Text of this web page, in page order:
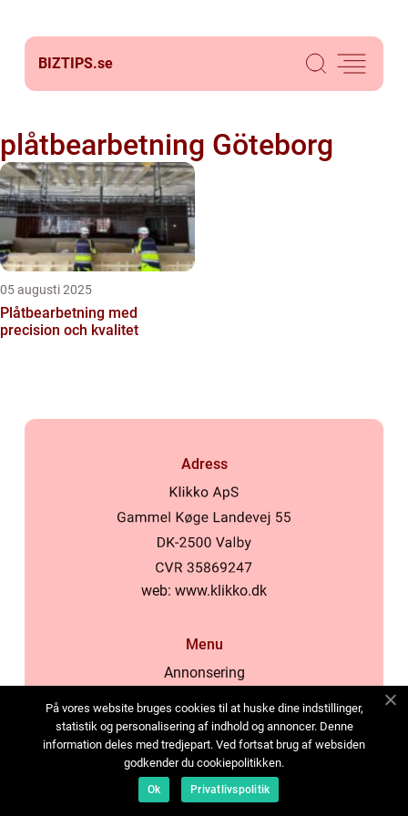
BIZTIPS.se
plåtbearbetning Göteborg
05 augusti 2025
Plåtbearbetning med
precision och kvalitet
Adress
web: www.klikko.dk
Menu
Annonsering
Cookies
Kontakta oss
Sitemap
På vores website bruges cookies til at huske dine indstillinger,
statistik og personalisering af indhold og annoncer. Denne
information deles med tredjepart. Ved fortsat brug af websiden
godkender du cookiepolitikken.
Ok Privatlivspolitik